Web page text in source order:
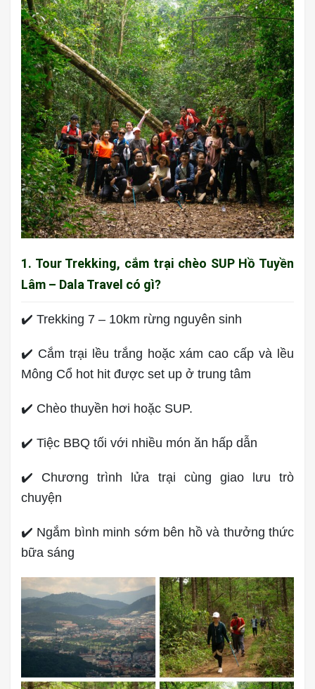
1. Tour Trekking, cắm trại chèo SUP Hồ Tuyền
Lâm – Dala Travel có gì?
✔️ Trekking 7 – 10km rừng nguyên sinh
✔️ Cắm trại lều trắng hoặc xám cao cấp và lều
Mông Cổ hot hit được set up ở trung tâm
✔️ Chèo thuyền hơi hoặc SUP.
✔️ Tiệc BBQ tối với nhiều món ăn hấp dẫn
✔️ Chương trình lửa trại cùng giao lưu trò
chuyện
✔️ Ngắm bình minh sớm bên hồ và thưởng thức
bữa sáng